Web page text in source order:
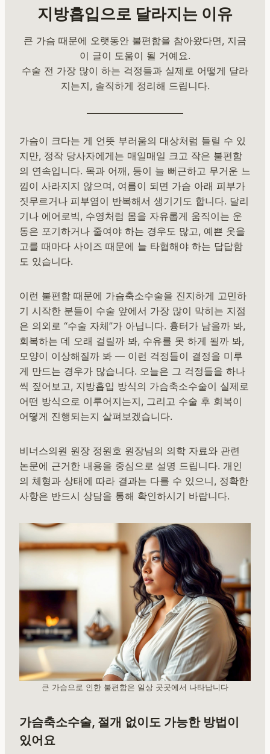
지방흡입으로 달라지는 이유
큰 가슴 때문에 오랫동안 불편함을 참아왔다면, 지금
이 글이 도움이 될 거예요.
수술 전 가장 많이 하는 걱정들과 실제로 어떻게 달라
지는지, 솔직하게 정리해 드립니다.
가슴이 크다는 게 언뜻 부러움의 대상처럼 들릴 수 있
지만, 정작 당사자에게는 매일매일 크고 작은 불편함
의 연속입니다. 목과 어깨, 등이 늘 뻐근하고 무거운 느
낌이 사라지지 않으며, 여름이 되면 가슴 아래 피부가
짓무르거나 피부염이 반복해서 생기기도 합니다. 달리
기나 에어로빅, 수영처럼 몸을 자유롭게 움직이는 운
동은 포기하거나 줄여야 하는 경우도 많고, 예쁜 옷을
고를 때마다 사이즈 때문에 늘 타협해야 하는 답답함
도 있습니다.
이런 불편함 때문에 가슴축소수술을 진지하게 고민하
기 시작한 분들이 수술 앞에서 가장 많이 막히는 지점
은 의외로 “수술 자체”가 아닙니다. 흉터가 남을까 봐,
회복하는 데 오래 걸릴까 봐, 수유를 못 하게 될까 봐,
모양이 이상해질까 봐 — 이런 걱정들이 결정을 미루
게 만드는 경우가 많습니다. 오늘은 그 걱정들을 하나
씩 짚어보고, 지방흡입 방식의 가슴축소수술이 실제로
어떤 방식으로 이루어지는지, 그리고 수술 후 회복이
어떻게 진행되는지 살펴보겠습니다.
비너스의원 원장 정원호 원장님의 의학 자료와 관련
논문에 근거한 내용을 중심으로 설명 드립니다. 개인
의 체형과 상태에 따라 결과는 다를 수 있으니, 정확한
사항은 반드시 상담을 통해 확인하시기 바랍니다.
큰 가슴으로 인한 불편함은 일상 곳곳에서 나타납니다
가슴축소수술, 절개 없이도 가능한 방법이
있어요